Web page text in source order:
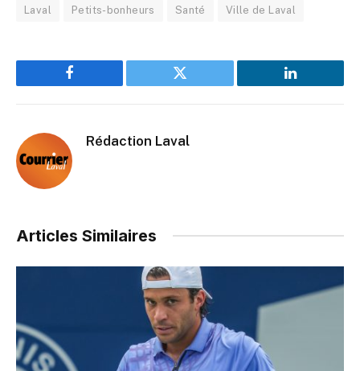
Laval Petits-bonheurs Santé Ville de Laval
Facebook Twitter LinkedIn
Rédaction Laval
Articles Similaires